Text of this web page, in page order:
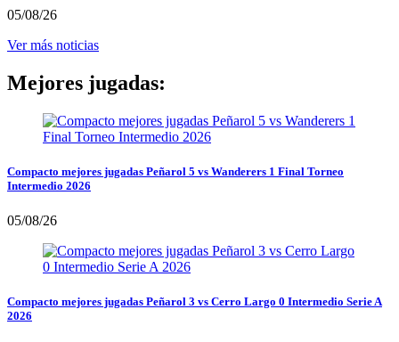
05/08/26
Ver más noticias
Mejores jugadas:
Compacto mejores jugadas Peñarol 5 vs Wanderers 1 Final Torneo
Intermedio 2026
05/08/26
Compacto mejores jugadas Peñarol 3 vs Cerro Largo 0 Intermedio Serie A
2026